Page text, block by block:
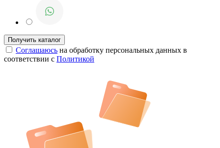
Соглашаюсь на обработку персональных данных в
соответствии с Политикой